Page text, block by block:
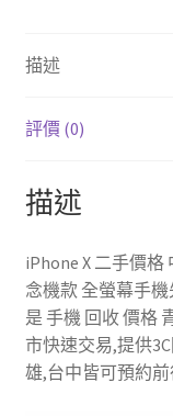
描述
評價 (0)
描述
iPhone X 二手價
念機款 全螢幕手
是 手機 回收 價格
市快速交易,提供
雄,台中皆可預約前